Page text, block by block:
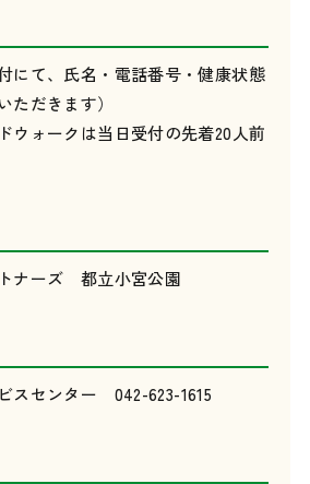
にて、氏名・電話番号・健康状態
ただきます）
ウォークは当日受付の先着20人前
ナーズ 都立小宮公園
スセンター 042-623-1615